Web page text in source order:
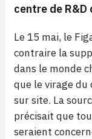
centre de R&D
Le 15 mai, le
contraire la
dans le monde
que le virage
sur site. La
précisait que
seraient